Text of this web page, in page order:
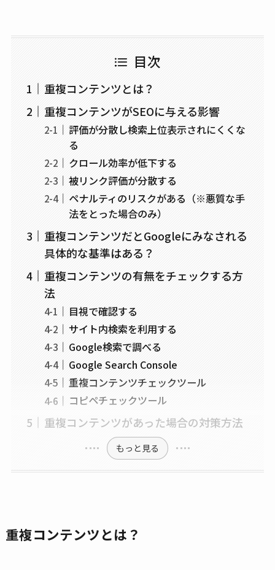
目次
重複コンテンツとは？
重複コンテンツがSEOに与える影響
評価が分散し検索上位表示されにくくな
る
クロール効率が低下する
被リンク評価が分散する
ペナルティのリスクがある（※悪質な手
法をとった場合のみ）
重複コンテンツだとGoogleにみなされる
具体的な基準はある？
重複コンテンツの有無をチェックする方
法
目視で確認する
サイト内検索を利用する
Google検索で調べる
Google Search Console
重複コンテンツチェックツール
コピペチェックツール
重複コンテンツがあった場合の対策方法
もっと見る
重複コンテンツとは？